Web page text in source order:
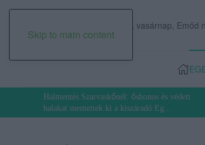
Skip to main content
2026. augusztus 09., vasárnap, Emőd
Halmentés Szarvaskőnél: őshonos és védett
halakat mentettek ki a kiszáradó Eg...